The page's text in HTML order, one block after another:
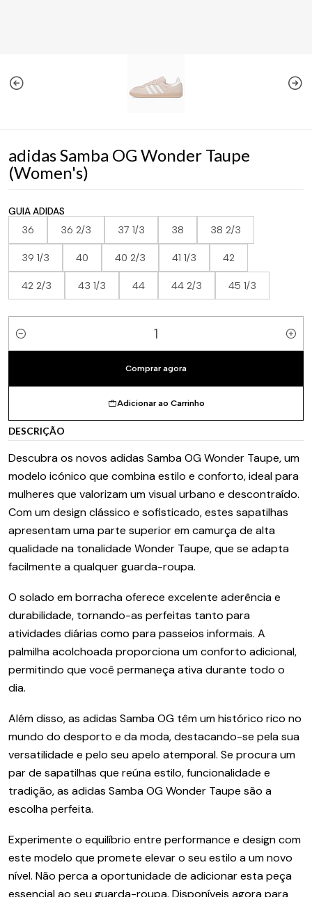
adidas Samba OG Wonder Taupe
(Women's)
GUIA ADIDAS
36 36 2/3 37 1/3 38 38 2/3
39 1/3 40 40 2/3 41 1/3 42
42 2/3 43 1/3 44 44 2/3 45 1/3
Quantidade
Adicionar ao Carrinho
Comprar agora
DESCRIÇÃO
Descubra os novos adidas Samba OG Wonder Taupe, um
modelo icónico que combina estilo e conforto, ideal para
mulheres que valorizam um visual urbano e descontraído.
Com um design clássico e sofisticado, estes sapatilhas
apresentam uma parte superior em camurça de alta
qualidade na tonalidade Wonder Taupe, que se adapta
facilmente a qualquer guarda-roupa.
O solado em borracha oferece excelente aderência e
durabilidade, tornando-as perfeitas tanto para
atividades diárias como para passeios informais. A
palmilha acolchoada proporciona um conforto adicional,
permitindo que você permaneça ativa durante todo o
dia.
Além disso, as adidas Samba OG têm um histórico rico no
mundo do desporto e da moda, destacando-se pela sua
versatilidade e pelo seu apelo atemporal. Se procura um
par de sapatilhas que reúna estilo, funcionalidade e
tradição, as adidas Samba OG Wonder Taupe são a
escolha perfeita.
Experimente o equilíbrio entre performance e design com
este modelo que promete elevar o seu estilo a um novo
nível. Não perca a oportunidade de adicionar esta peça
essencial ao seu guarda-roupa. Disponíveis agora para